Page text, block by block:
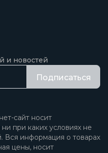
и новостей
Подписаться
сайт носит
при каких условиях не
Вся информация о товарах
цены, носит